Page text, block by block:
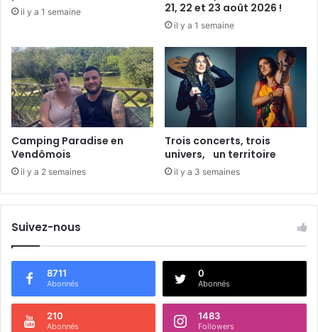
il y a 1 semaine
21, 22 et 23 août 2026 !
il y a 1 semaine
Camping Paradise en
Vendômois
il y a 2 semaines
Trois concerts, trois
univers, un territoire
il y a 3 semaines
Suivez-nous
8711
Abonnés
0
Abonnés
210
Abonnés
1483
Followers